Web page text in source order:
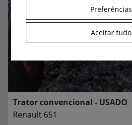
Trator convencional - USADO
Renault 651
Preferências
Aceitar tudo